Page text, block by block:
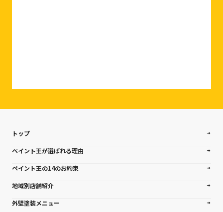
トップ
ペイント王が選ばれる理由
ペイント王の14のお約束
地域別店舗紹介
外壁塗装メニュー